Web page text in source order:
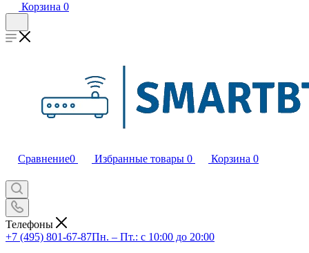
Корзина 0
Сравнение0 Избранные товары 0 Корзина 0
Телефоны
+7 (495) 801-67-87Пн. – Пт.: с 10:00 до 20:00